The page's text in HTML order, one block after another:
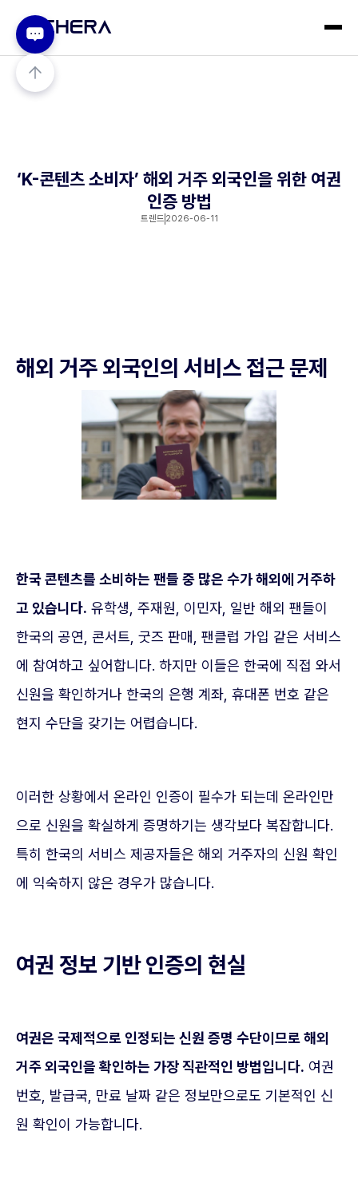
‘K-콘텐츠 소비자’ 해외 거주 외국인을 위한 여권
인증 방법
트렌드 2026-06-11
해외 거주 외국인의 서비스 접근 문제
한국 콘텐츠를 소비하는 팬들 중 많은 수가 해외에 거주하
고 있습니다. 유학생, 주재원, 이민자, 일반 해외 팬들이
한국의 공연, 콘서트, 굿즈 판매, 팬클럽 가입 같은 서비스
에 참여하고 싶어합니다. 하지만 이들은 한국에 직접 와서
신원을 확인하거나 한국의 은행 계좌, 휴대폰 번호 같은
현지 수단을 갖기는 어렵습니다.
이러한 상황에서 온라인 인증이 필수가 되는데 온라인만
으로 신원을 확실하게 증명하기는 생각보다 복잡합니다.
특히 한국의 서비스 제공자들은 해외 거주자의 신원 확인
에 익숙하지 않은 경우가 많습니다.
여권 정보 기반 인증의 현실
여권은 국제적으로 인정되는 신원 증명 수단이므로 해외
거주 외국인을 확인하는 가장 직관적인 방법입니다. 여권
번호, 발급국, 만료 날짜 같은 정보만으로도 기본적인 신
원 확인이 가능합니다.